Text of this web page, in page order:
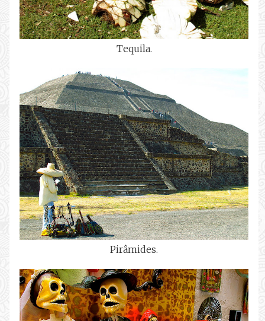
Tequila.
Pirâmides.